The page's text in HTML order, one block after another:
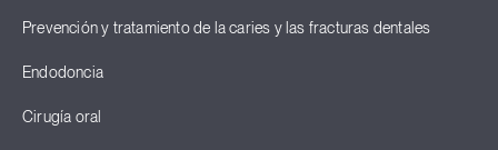
Prevención y tratamiento de la caries y las fracturas dentales
Endodoncia
Cirugía oral